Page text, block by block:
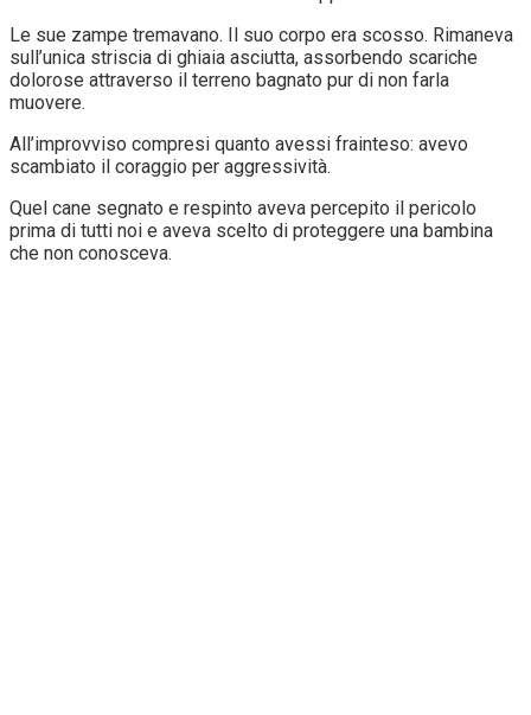
Le sue zampe tremavano. Il suo corpo era scosso. Rimaneva
sull’unica striscia di ghiaia asciutta, assorbendo scariche
dolorose attraverso il terreno bagnato pur di non farla
muovere.
All’improvviso compresi quanto avessi frainteso: avevo
scambiato il coraggio per aggressività.
Quel cane segnato e respinto aveva percepito il pericolo
prima di tutti noi e aveva scelto di proteggere una bambina
che non conosceva.